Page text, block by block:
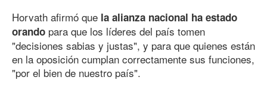
Horvath afirmó que la alianza nacional ha estado
orando para que los líderes del país tomen
"decisiones sabias y justas", y para que quienes están
en la oposición cumplan correctamente sus funciones,
"por el bien de nuestro país".